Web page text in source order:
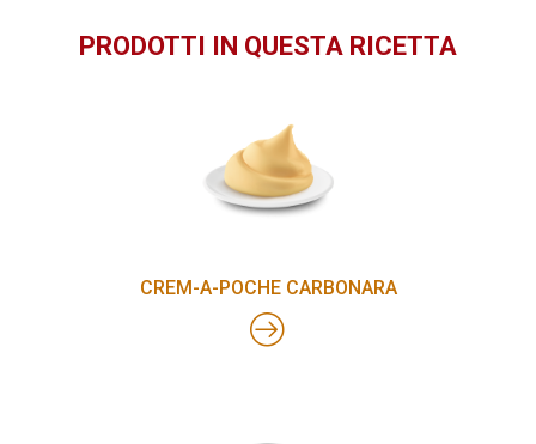
PRODOTTI IN QUESTA RICETTA
CREM-A-POCHE CARBONARA